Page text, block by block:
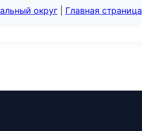
округ Главная страница